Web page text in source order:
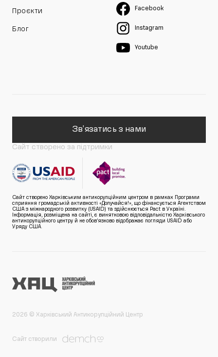
Проєкти
Блог
Facebook
Instagram
Youtube
Зв'язатись з нами
Сайт створено за підтримки
Сайт створено Харківським антикорупційним центром в рамках Програми
сприяння громадській активності «Долучайся!», що фінансується Агентством
США з міжнародного розвитку (USAID) та здійснюється Pact в Україні.
Інформація, розміщена на сайті, є винятковою відповідальністю Харківського
антикорупційного центру й не обов’язково відображає погляди USAID або
Уряду США.
2026 © Харківський Антикорупційний Центр
Сайт створили